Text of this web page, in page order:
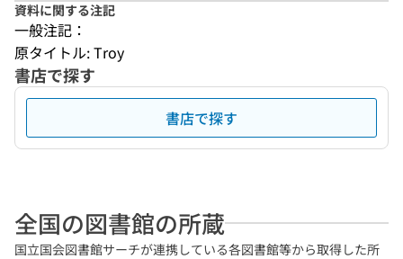
資料に関する注記
一般注記：
原タイトル: Troy
書店で探す
書店で探す
全国の図書館の所蔵
国立国会図書館サーチが連携している各図書館等から取得した所